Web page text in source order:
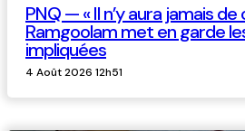
PNQ — « Il n’y aura jamais
Ramgoolam met en garde
impliquées
4 Août 2026 12h51